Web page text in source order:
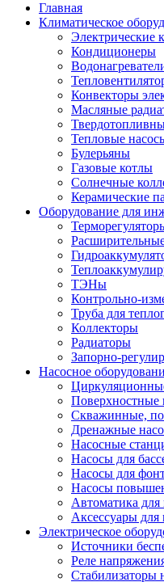
Главная
Климатическое
Электрические
Кондиционеры
Конвекторы
Масляные
Тепловые
Булерьяны
Газовые котлы
Солнечные
Керамические
Оборудование для
ТЭНы
Контрольно-
Труба для
Коллекторы
Радиаторы
Запорно-
Насосное
Поверхностные
Скважинные,
Дренажные
Насосные
Насосы для
Насосы для
Насосы
Автоматика для
Аксессуары для
Электрическое
Источники
Реле
Стабилизаторы